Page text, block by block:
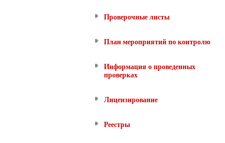
Проверочные листы
План мероприятий по контролю
Информация о проведенных
проверках
Лицензирование
Реестры